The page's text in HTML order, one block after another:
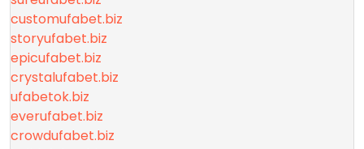
customufabet.biz
storyufabet.biz
epicufabet.biz
crystalufabet.biz
ufabetok.biz
everufabet.biz
crowdufabet.biz